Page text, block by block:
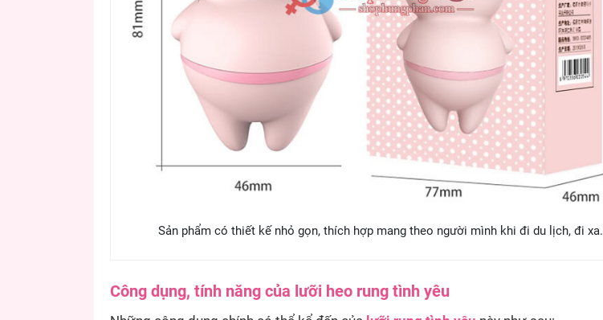
Sản phẩm có thiết kế nhỏ gọn, thích hợp mang theo người mình khi đi du lịch, đi xa.
Công dụng, tính năng của lưỡi heo rung tình yêu